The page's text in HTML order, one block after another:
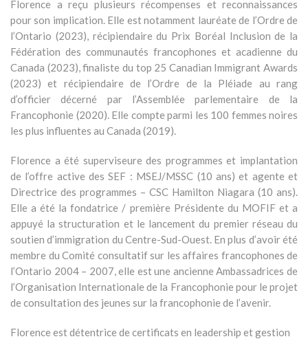
Florence a reçu plusieurs récompenses et reconnaissances
pour son implication. Elle est notamment lauréate de l’Ordre de
l’Ontario (2023), récipiendaire du Prix Boréal Inclusion de la
Fédération des communautés francophones et acadienne du
Canada (2023), finaliste du top 25 Canadian Immigrant Awards
(2023) et récipiendaire de l’Ordre de la Pléiade au rang
d’officier décerné par l’Assemblée parlementaire de la
Francophonie (2020). Elle compte parmi les 100 femmes noires
les plus influentes au Canada (2019).
Florence a été superviseure des programmes et implantation
de l’offre active des SEF : MSEJ/MSSC (10 ans) et agente et
Directrice des programmes – CSC Hamilton Niagara (10 ans).
Elle a été la fondatrice / première Présidente du MOFIF et a
appuyé la structuration et le lancement du premier réseau du
soutien d’immigration du Centre-Sud-Ouest. En plus d’avoir été
membre du Comité consultatif sur les affaires francophones de
l’Ontario 2004 – 2007, elle est une ancienne Ambassadrices de
l’Organisation Internationale de la Francophonie pour le projet
de consultation des jeunes sur la francophonie de l’avenir.
Florence est détentrice de certificats en leadership et gestion